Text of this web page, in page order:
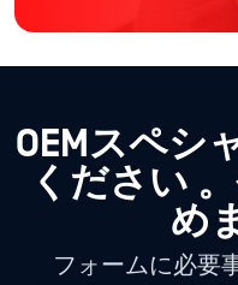
OEMスペシ
ください
め
フォームに必要